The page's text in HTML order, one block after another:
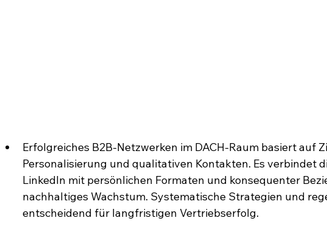
Erfolgreiches B2B-Netzwerken im DACH-Raum basiert auf
Personalisierung und qualitativen Kontakten. Es verbindet
LinkedIn mit persönlichen Formaten und konsequenter
nachhaltiges Wachstum. Systematische Strategien und
entscheidend für langfristigen Vertriebserfolg.